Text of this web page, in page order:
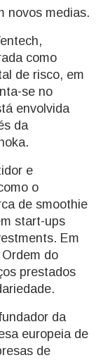
novos medias.
como
de risco, em
se no
envolvida
da
e
o
de smoothie
start-ups
Em
do
prestados
da
europeia de
de